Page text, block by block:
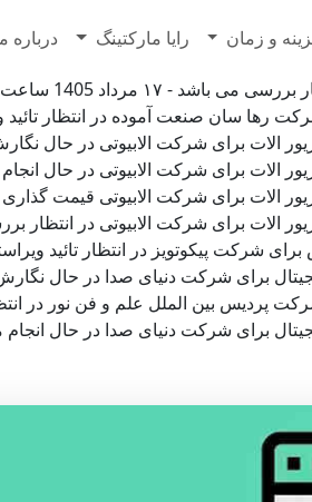
و زمان رایا مارکتینگ درباره
۱۷ مرداد 1405 ساعت ۰۵:۳۵:۱۰
صنعت آموده در انتظار تائید ویراستار می باشد - ۱۷
شرکت الابیوتی در حال نگارش می باشد - ۱۷ مرداد
شرکت الابیوتی در حال انجام می باشد - ۱۷ مرداد
شرکت الابیوتی قیمت گذاری شده می باشد - ۱۷
شرکت الابیوتی در انتظار بررسی می باشد - ۱۷
در انتظار تائید ویراستار می باشد - ۱۷ مرداد
شرکت دنیای صدا در حال نگارش می باشد - ۱۷ مرداد
بین الملل علم و فن نور در انتظار تائید ویراستار
شرکت دنیای صدا در حال انجام می باشد - ۱۷ مرداد 1405